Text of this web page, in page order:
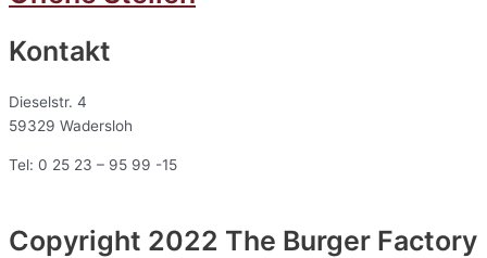
Kontakt
Dieselstr. 4
59329 Wadersloh
Tel: 0 25 23 – 95 99 -15
Copyright 2022 The Burger Factory